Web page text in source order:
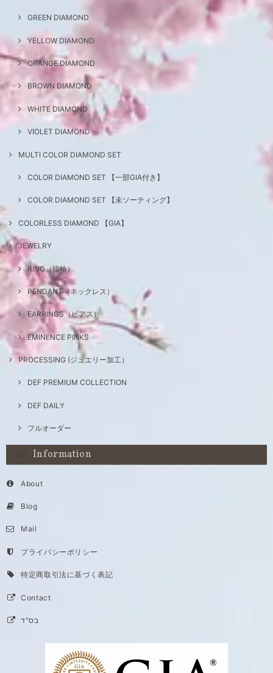
GREEN DIAMOND
YELLOW DIAMOND
ORANGE DIAMOND
BROWN DIAMOND
WHITE DIAMOND
VIOLET DIAMOND
MULTI COLOR DIAMOND SET
COLOR DIAMOND SET 【一部GIA付き】
COLOR DIAMOND SET 【未ソーティング】
COLORLESS DIAMOND 【GIA】
JEWELRY
RING（指輪）
PENDANT（ネックレス）
EARRINGS（ピアス）
EMINENCE PINKS
PROCESSING (ジュエリー加工）
DEF PREMIUM COLLECTION
DEF DAILY
フルオーダー
Information
About
Blog
Mail
プライバシーポリシー
特定商取引法に基づく表記
Contact
בס"ד